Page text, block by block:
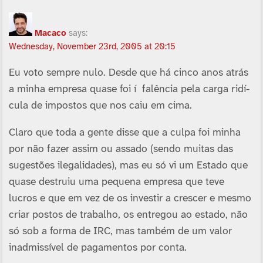
Macaco says:
Wednesday, November 23rd, 2005 at 20:15
Eu voto sempre nulo. Desde que há cinco anos atrás
a minha empresa quase foi í falência pela carga ridí­
cula de impostos que nos caiu em cima.
Claro que toda a gente disse que a culpa foi minha
por não fazer assim ou assado (sendo muitas das
sugestões ilegalidades), mas eu só vi um Estado que
quase destruiu uma pequena empresa que teve
lucros e que em vez de os investir a crescer e mesmo
criar postos de trabalho, os entregou ao estado, não
só sob a forma de IRC, mas também de um valor
inadmissí­vel de pagamentos por conta.